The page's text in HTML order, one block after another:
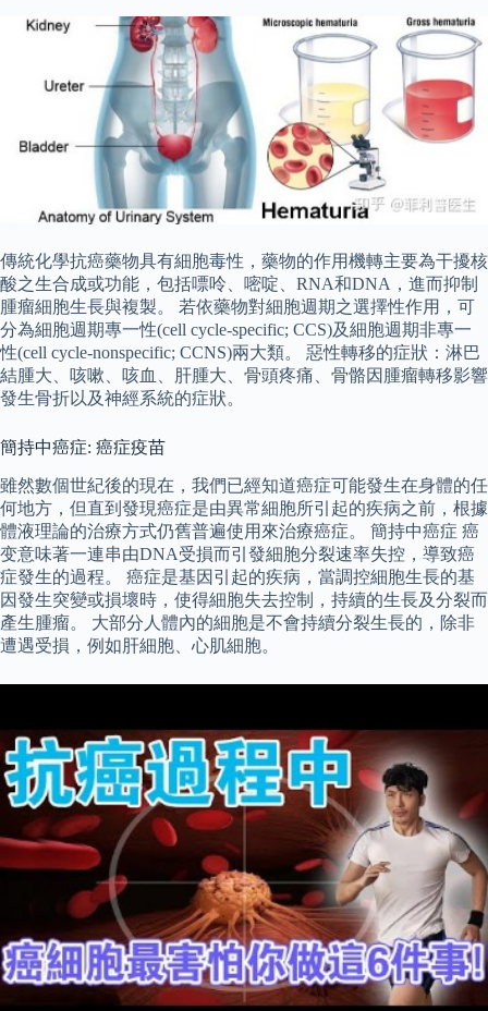
傳統化學抗癌藥物具有細胞毒性，藥物的作用機轉主要為干擾核
酸之生合成或功能，包括嘌呤、嘧啶、RNA和DNA，進而抑制
腫瘤細胞生長與複製。 若依藥物對細胞週期之選擇性作用，可
分為細胞週期專一性(cell cycle-specific; CCS)及細胞週期非專一
性(cell cycle-nonspecific; CCNS)兩大類。 惡性轉移的症狀：淋巴
結腫大、咳嗽、咳血、肝腫大、骨頭疼痛、骨骼因腫瘤轉移影響
發生骨折以及神經系統的症狀。
簡持中癌症: 癌症疫苗
雖然數個世紀後的現在，我們已經知道癌症可能發生在身體的任
何地方，但直到發現癌症是由異常細胞所引起的疾病之前，根據
體液理論的治療方式仍舊普遍使用來治療癌症。 簡持中癌症 癌
变意味著一連串由DNA受損而引發細胞分裂速率失控，導致癌
症發生的過程。 癌症是基因引起的疾病，當調控細胞生長的基
因發生突變或損壞時，使得細胞失去控制，持續的生長及分裂而
產生腫瘤。 大部分人體內的細胞是不會持續分裂生長的，除非
遭遇受損，例如肝細胞、心肌細胞。